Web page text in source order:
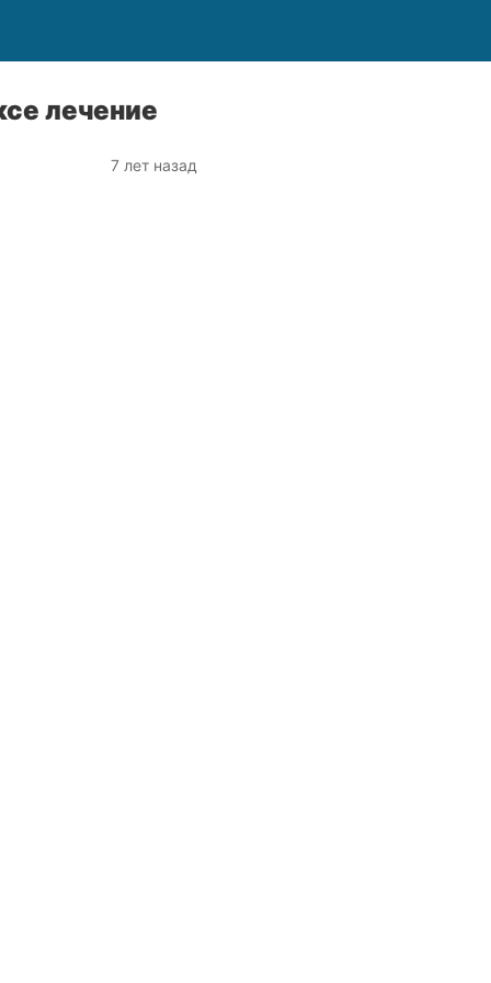
лечение
7 лет назад